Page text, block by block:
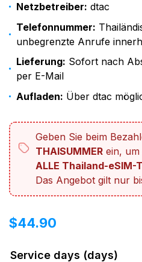
Netzbetreiber: dtac
Telefonnummer:
unbegrenzte Anrufe
Lieferung: Sofort nach
per E-Mail
Aufladen: Über dtac
Geben Sie beim
THAISUMMERein, um
ALLE Thailand-eSIM-
Das Angebot gilt nur
$44.90
Service days (days)